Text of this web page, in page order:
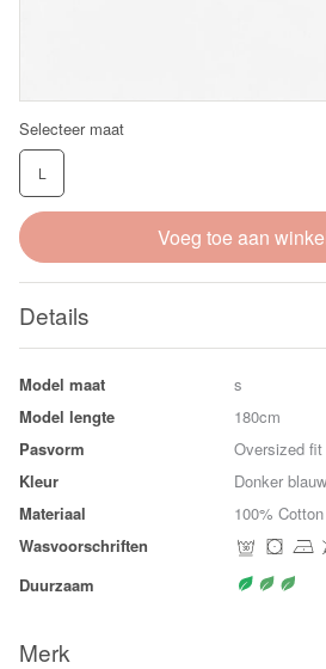
Selecteer maat
L
Voeg toe aan
Details
Model maat
s
Model lengte
180cm
Pasvorm
Oversized fit
Kleur
Donker blauw
Materiaal
100%
Wasvoorschriften
Duurzaam
Merk